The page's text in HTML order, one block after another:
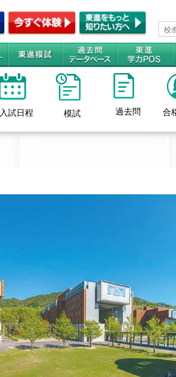
入試日程 模試 過去問 合